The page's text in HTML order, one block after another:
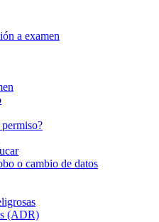
a examen
o cambio de datos
(ADR)